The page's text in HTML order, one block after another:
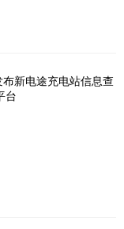
新电途充电站信息查
台